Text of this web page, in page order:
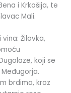
i Krkošija, te
Mali.
Žilavka,
koji se
brdima, kroz